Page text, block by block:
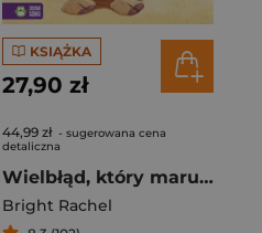
KSIĄŻKA
27,90 zł
44,99 zł - sugerowana cena
detaliczna
Wielbłąd, który marudził
Bright Rachel